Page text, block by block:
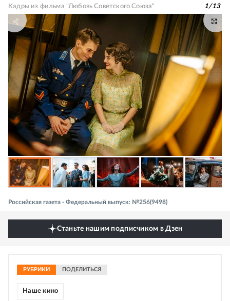
Кадры из фильма "Любовь Советского Союза" 1/13
Российская газета - Федеральный выпуск: №256(9498)
Станьте нашим подписчиком в Дзен
РУБРИКИ ПОДЕЛИТЬСЯ
Наше кино